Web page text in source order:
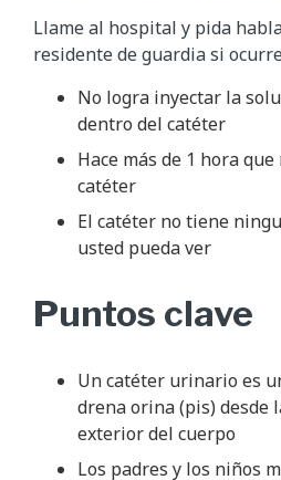
Llame al hospital y pida
residente de guardia si
No logra inyectar la
dentro del catéter
Hace más de 1 hora
catéter
El catéter no tiene
usted pueda ver
Puntos clave
Un catéter urinario es
drena orina (pis) desde
exterior del cuerpo
Los padres y los niños